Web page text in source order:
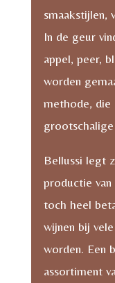
smaakstijlen,
In de geur
appel, peer,
worden
methode, die
Bellussi legt
productie
toch heel
wijnen bij
worden. Een
assortiment